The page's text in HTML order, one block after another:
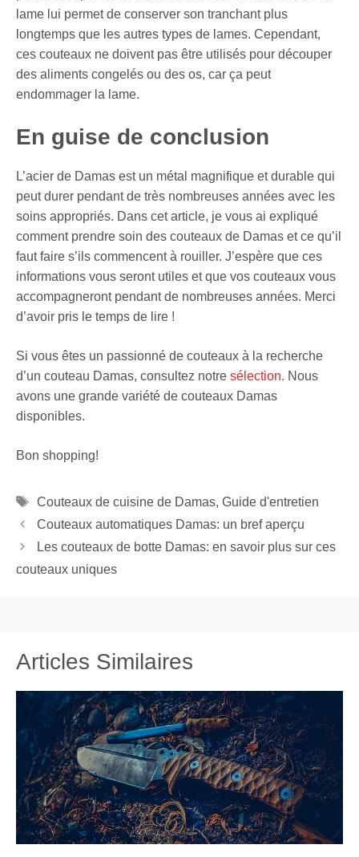
lame lui permet de conserver son tranchant plus
longtemps que les autres types de lames. Cependant,
ces couteaux ne doivent pas être utilisés pour découper
des aliments congelés ou des os, car ça peut
endommager la lame.
En guise de conclusion
L’acier de Damas est un métal magnifique et durable qui
peut durer pendant de très nombreuses années avec les
soins appropriés. Dans cet article, je vous ai expliqué
comment prendre soin des couteaux de Damas et ce qu’il
faut faire s’ils commencent à rouiller. J’espère que ces
informations vous seront utiles et que vos couteaux vous
accompagneront pendant de nombreuses années. Merci
d’avoir pris le temps de lire !
Si vous êtes un passionné de couteaux à la recherche
d’un couteau Damas, consultez notre sélection. Nous
avons une grande variété de couteaux Damas
disponibles.
Bon shopping!
Étiquettes
Couteaux de cuisine de Damas, Guide d'entretien
Couteaux automatiques Damas: un bref aperçu
Les couteaux de botte Damas: en savoir plus sur ces
couteaux uniques
Articles Similaires